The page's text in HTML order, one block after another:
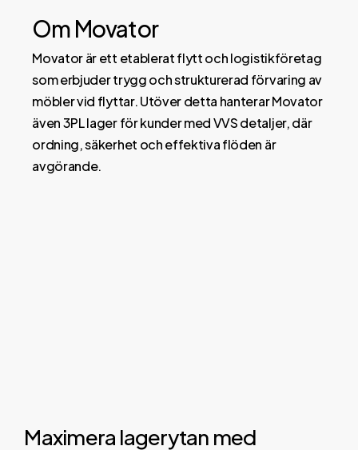
Om Movator
Movator är ett etablerat flytt och logistikföretag
som erbjuder trygg och strukturerad förvaring av
möbler vid flyttar. Utöver detta hanterar Movator
även 3PL lager för kunder med VVS detaljer, där
ordning, säkerhet och effektiva flöden är
avgörande.
Maximera lagerytan med